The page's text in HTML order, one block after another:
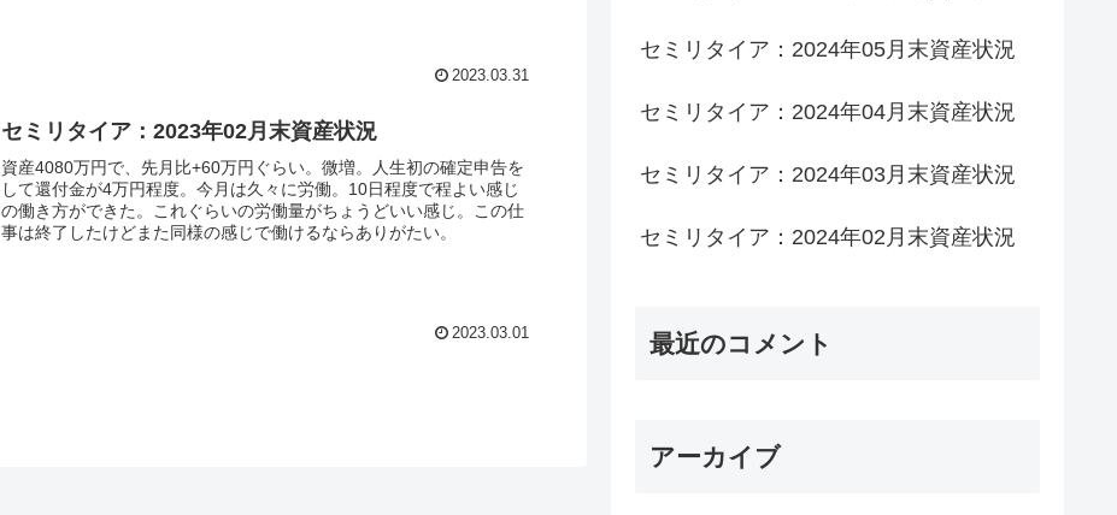
2023.03.31
セミリタイア：2023年02月末資産状況
資産4080万円で、先月比+60万円ぐらい。微増。人生初の確定申告を
して還付金が4万円程度。今月は久々に労働。10日程度で程よい感じ
の働き方ができた。これぐらいの労働量がちょうどいい感じ。この仕
事は終了したけどまた同様の感じで働けるならありがたい。
2023.03.01
セミリタイア：2024年05月末資産状況
セミリタイア：2024年04月末資産状況
セミリタイア：2024年03月末資産状況
セミリタイア：2024年02月末資産状況
最近のコメント
アーカイブ